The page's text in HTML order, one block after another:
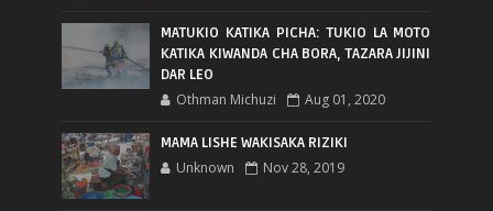
MATUKIO KATIKA PICHA: TUKIO LA MOTO
KATIKA KIWANDA CHA BORA, TAZARA JIJINI
DAR LEO
Othman Michuzi Aug 01, 2020
MAMA LISHE WAKISAKA RIZIKI
Unknown Nov 28, 2019